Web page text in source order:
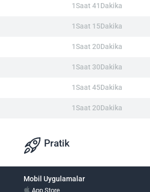
1Saat 41Dakika
1Saat 15Dakika
1Saat 20Dakika
1Saat 30Dakika
1Saat 45Dakika
1Saat 20Dakika
Pratik
Mobil Uygulamalar
App Store